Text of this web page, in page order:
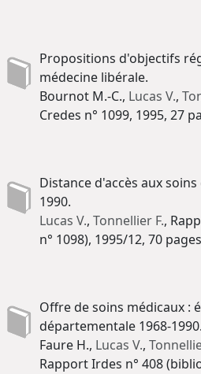
Propositions d'objectifs
médecine libérale.
Bournot M.-C., Lucas V.,
Credes n° 1099, 1995, 27
Distance d'accès aux
1990.
Lucas V., Tonnellier F.,
n° 1098), 1995/12, 70
Offre de soins médicaux :
départementale 1968-1990.
Faure H., Lucas V.,
Rapport Irdes n° 408